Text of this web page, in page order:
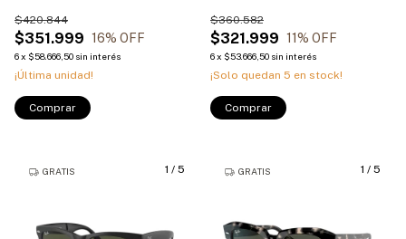
$351.999
$420.844
16% OFF
6x $58.666,50 sin interés
¡Última unidad!
Comprar
$321.999
$360.582
11% OFF
6x $53.666,50 sin interés
¡Solo quedan 5 en stock!
Comprar
1 / 5
GRATIS 1 / 5
GRATIS